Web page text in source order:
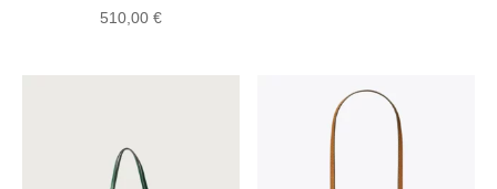
510,00 €